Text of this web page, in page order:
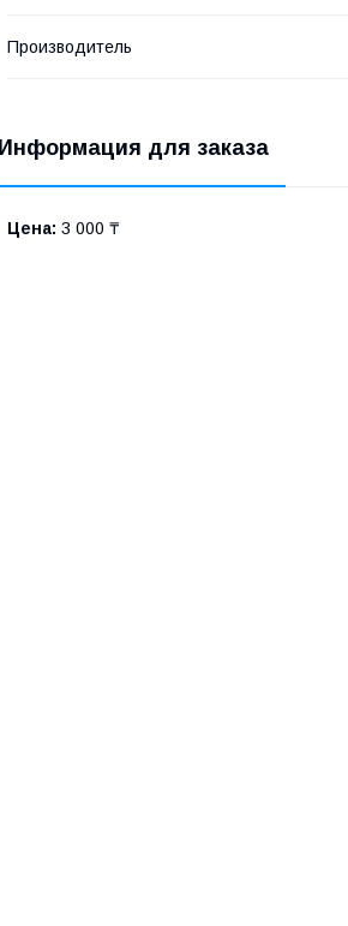
Производитель
Информация для заказа
Цена: 3 000 ₸